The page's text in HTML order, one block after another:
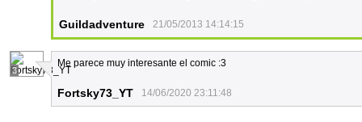
Guildadventure 21/05/2013 14:14:15
3
Me parece muy interesante el comic :3
Fortsky73_YT 14/06/2020 23:11:48